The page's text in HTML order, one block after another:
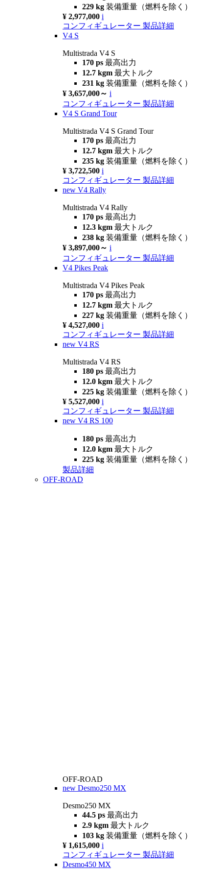
229 kg 装備重量（燃料を除く）
¥ 2,977,000 i
コンフィギュレーター 製品詳細
V4 S
Multistrada V4 S
170 ps 最高出力
12.7 kgm 最大トルク
231 kg 装備重量（燃料を除く）
¥ 3,657,000～ i
コンフィギュレーター 製品詳細
V4 S Grand Tour
Multistrada V4 S Grand Tour
170 ps 最高出力
12.7 kgm 最大トルク
235 kg 装備重量（燃料を除く）
¥ 3,722,500 i
コンフィギュレーター 製品詳細
new V4 Rally
Multistrada V4 Rally
170 ps 最高出力
12.3 kgm 最大トルク
238 kg 装備重量（燃料を除く）
¥ 3,897,000～ i
コンフィギュレーター 製品詳細
V4 Pikes Peak
Multistrada V4 Pikes Peak
170 ps 最高出力
12.7 kgm 最大トルク
227 kg 装備重量（燃料を除く）
¥ 4,527,000 i
コンフィギュレーター 製品詳細
new V4 RS
Multistrada V4 RS
180 ps 最高出力
12.0 kgm 最大トルク
225 kg 装備重量（燃料を除く）
¥ 5,527,000 i
コンフィギュレーター 製品詳細
new V4 RS 100
180 ps 最高出力
12.0 kgm 最大トルク
225 kg 装備重量（燃料を除く）
製品詳細
OFF-ROAD
OFF-ROAD
new Desmo250 MX
Desmo250 MX
44.5 ps 最高出力
2.9 kgm 最大トルク
103 kg 装備重量（燃料を除く）
¥ 1,615,000 i
コンフィギュレーター 製品詳細
Desmo450 MX